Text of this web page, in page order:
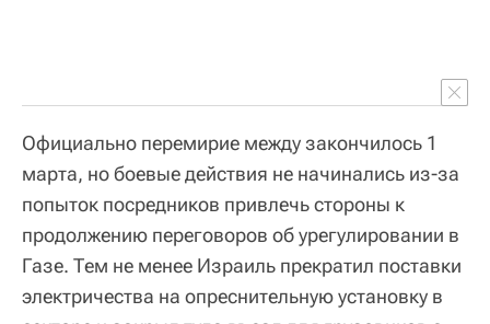
Официально перемирие между закончилось 1
марта, но боевые действия не начинались из-за
попыток посредников привлечь стороны к
продолжению переговоров об урегулировании в
Газе. Тем не менее Израиль прекратил поставки
электричества на опреснительную установку в